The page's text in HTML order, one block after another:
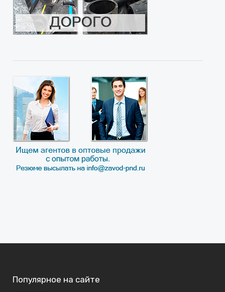
Популярное на сайте